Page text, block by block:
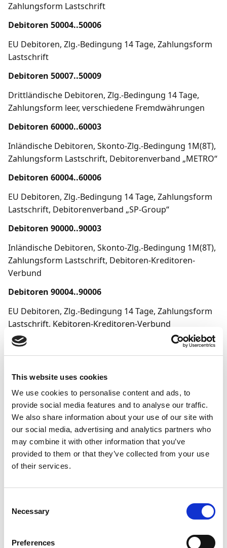
This website uses cookies
We use cookies to personalise content and ads, to
provide social media features and to analyse our traffic.
We also share information about your use of our site with
our social media, advertising and analytics partners who
may combine it with other information that you’ve
provided to them or that they’ve collected from your use
of their services.
Selection
Necessary
Preferences
Zahlungsform Lastschrift
Debitoren 50004..50006
EU Debitoren, Zlg.-Bedingung 14 Tage, Zahlungsform
Lastschrift
Debitoren 50007..50009
Drittländische Debitoren, Zlg.-Bedingung 14 Tage,
Zahlungsform leer, verschiedene Fremdwährungen
Debitoren 60000..60003
Inländische Debitoren, Skonto-Zlg.-Bedingung 1M(8T),
Zahlungsform Lastschrift, Debitorenverband „METRO“
Debitoren 60004..60006
EU Debitoren, Zlg.-Bedingung 14 Tage, Zahlungsform
Lastschrift, Debitorenverband „SP-Group“
Debitoren 90000..90003
Inländische Debitoren, Skonto-Zlg.-Bedingung 1M(8T),
Zahlungsform Lastschrift, Debitoren-Kreditoren-
Verbund
Debitoren 90004..90006
EU Debitoren, Zlg.-Bedingung 14 Tage, Zahlungsform
Lastschrift, Kebitoren-Kreditoren-Verbund
Über die Ausführung der Setup-Funktion des Demo-
angelegt. Hierbei wurde auf die folgende Struktur für